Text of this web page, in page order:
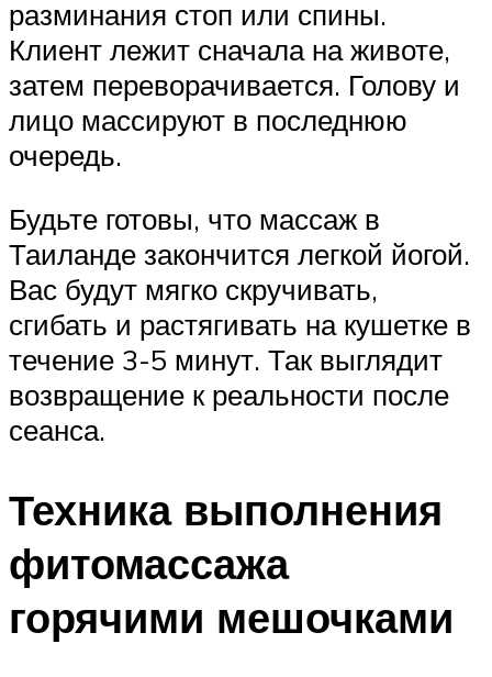
разминания стоп или спины.
Клиент лежит сначала на животе,
затем переворачивается. Голову и
лицо массируют в последнюю
очередь.
Будьте готовы, что массаж в
Таиланде закончится легкой йогой.
Вас будут мягко скручивать,
сгибать и растягивать на кушетке в
течение 3-5 минут. Так выглядит
возвращение к реальности после
сеанса.
Техника выполнения
фитомассажа
горячими мешочками